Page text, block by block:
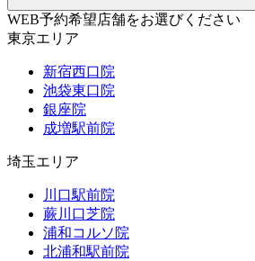
WEB予約希望店舗をお選びください
東京エリア
新宿西口院
池袋東口院
銀座院
成増駅前院
埼玉エリア
川口駅前院
蕨川口芝院
浦和コルソ院
北浦和駅前院